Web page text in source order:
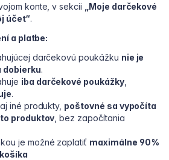
konte, v sekcii
„Moje darčekové
účet“.
a platbe:
darčekovú poukážku nie je
dobierku.
iba darčekové poukážky,
.
iné produkty, poštovné sa vypočíta
produktov , bez započítania
je možné zaplatiť maximálne 90 %